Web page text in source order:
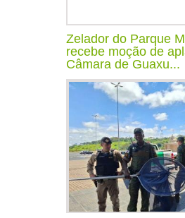
Zelador do Parque
recebe moção de
Câmara de Guaxu...